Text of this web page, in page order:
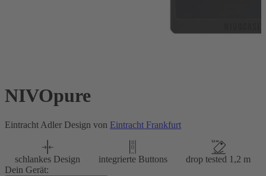
NIVOpure
Eintracht Adler Design von Eintracht Frankfurt
schlankes Design integrierte Buttons
drop tested 1,2 m
Dein Gerät: